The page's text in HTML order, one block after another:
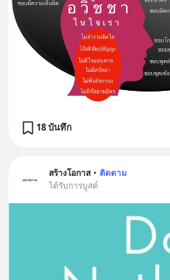
18 บันทึก
สร้างโอกาส • ติดตาม
ได้รับการบูสต์